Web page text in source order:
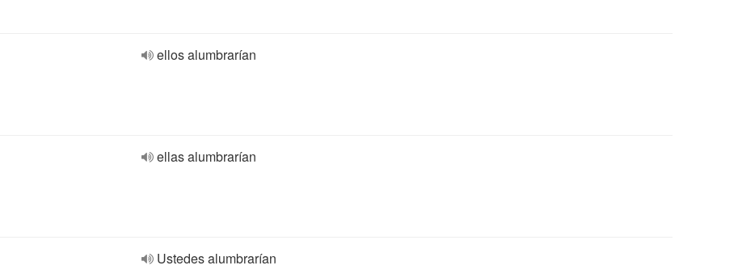
ellos alumbrarían
ellas alumbrarían
Ustedes alumbrarían